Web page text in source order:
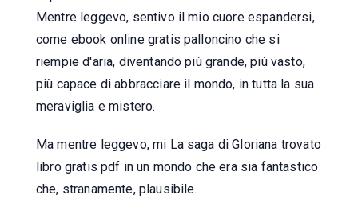
Mentre leggevo, sentivo il mio cuore espandersi,
come ebook online gratis palloncino che si
riempie d'aria, diventando più grande, più vasto,
più capace di abbracciare il mondo, in tutta la sua
meraviglia e mistero.
Ma mentre leggevo, mi La saga di Gloriana trovato
libro gratis pdf in un mondo che era sia fantastico
che, stranamente, plausibile.